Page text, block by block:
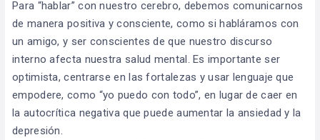
Para “hablar” con nuestro cerebro, debemos comunicarnos
de manera positiva y consciente, como si habláramos con
un amigo, y ser conscientes de que nuestro discurso
interno afecta nuestra salud mental. Es importante ser
optimista, centrarse en las fortalezas y usar lenguaje que
empodere, como “yo puedo con todo”, en lugar de caer en
la autocrítica negativa que puede aumentar la ansiedad y la
depresión.